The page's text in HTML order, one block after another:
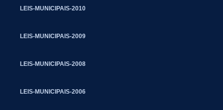
LEIS-MUNICIPAIS-2010
LEIS-MUNICIPAIS-2009
LEIS-MUNICIPAIS-2008
LEIS-MUNICIPAIS-2006